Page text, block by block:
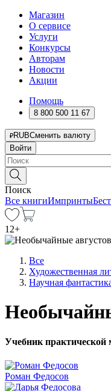
Магазин
О сервисе
Услуги
Конкурсы
Авторам
Новости
Акции
Помощь
8 800 500 11 67
RUBСменить валюту
Войти
Поиск
Все книгиИмпринты
12+
Все
Художественная
Научная
Учебник практической
Роман Федосов